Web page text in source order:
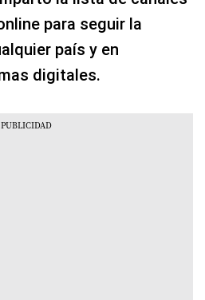
para seguir la
país y en
digitales.